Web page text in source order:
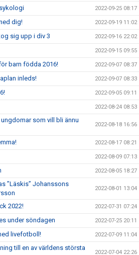
2022-09-25 08:17
dig! 2022-09-19 11:02
sig upp i div 3 2022-09-16 22:02
2022-09-15 09:55
barn födda 2016! 2022-09-07 08:37
inleds! 2022-09-07 08:33
2022-09-05 09:11
2022-08-24 08:53
som vill bli ännu
2022-08-18 16:56
2022-08-17 08:21
2022-08-09 07:13
2022-08-05 18:27
”Läskis” Johanssons
2022-08-01 13:04
2022! 2022-07-31 07:24
under söndagen 2022-07-25 20:11
livefotboll! 2022-07-09 11:04
till en av världens största
2022-07-04 22:26